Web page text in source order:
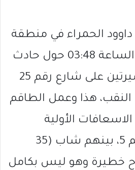
الحمراء في منطقة
النقب بلاغا قرابة الساعة 03:48 حول حادث
طرق مروع بين سيرتين على شارع رقم 25
هذا وعمل الطاقم
الأولية
للمصابين وعددهم 5، بينهم شاب (35
خطيرة وهو ليس بكامل